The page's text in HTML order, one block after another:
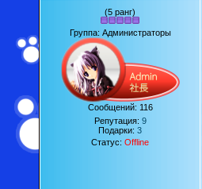
(5 ранг)
Группа: Администраторы
Сообщений: 116
Репутация: 9
Подарки: 3
Статус: Offline